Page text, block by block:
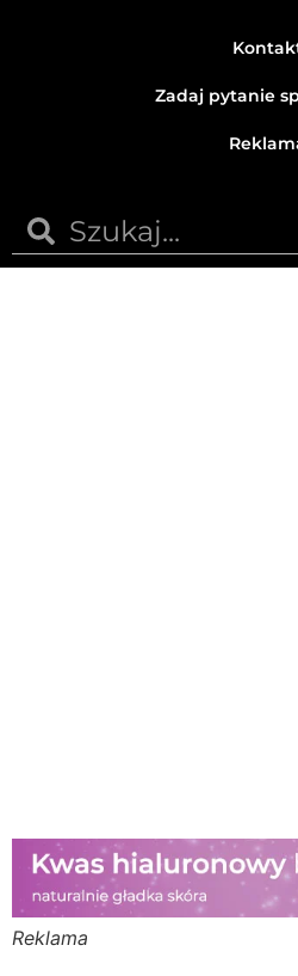
Zadaj pytanie
Reklama